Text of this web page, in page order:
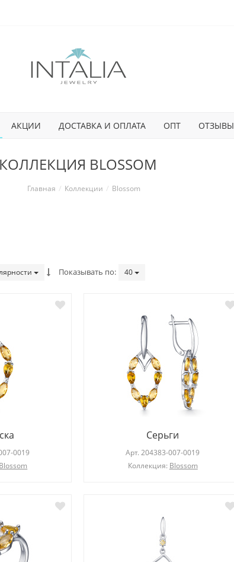
АКЦИИ ДОСТАВКА И ОПЛАТА ОПТ ОТЗЫВЫ
КОЛЛЕКЦИЯ BLOSSOM
Главная Коллекции Blossom
стиля
Кольцо
Коллекция:Elegance
Показывать по 40
0019
Blossom
Серьги
Арт.204383-007-0019
Коллекция: Blossom